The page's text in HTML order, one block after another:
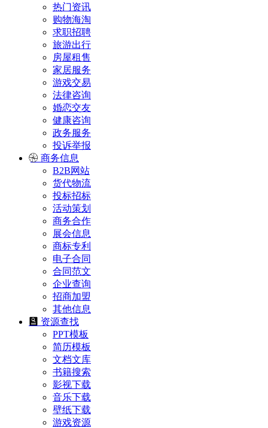
热门资讯
购物海淘
求职招聘
旅游出行
房屋租售
家居服务
游戏交易
法律咨询
婚恋交友
健康咨询
政务服务
投诉举报
商务信息
B2B网站
货代物流
投标招标
活动策划
商务合作
展会信息
商标专利
电子合同
合同范文
企业查询
招商加盟
其他信息
资源查找
PPT模板
简历模板
文档文库
书籍搜索
影视下载
音乐下载
壁纸下载
游戏资源